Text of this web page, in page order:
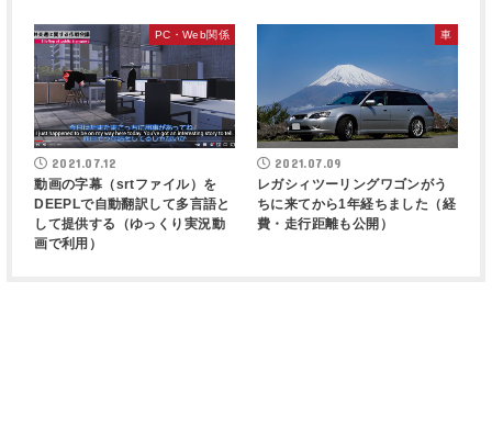
PC・Web関係
2021.07.12
動画の字幕（srtファイル）を
DEEPLで自動翻訳して多言語と
して提供する（ゆっくり実況動
画で利用）
車
2021.07.09
レガシィツーリングワゴンがう
ちに来てから1年経ちました（経
費・走行距離も公開）